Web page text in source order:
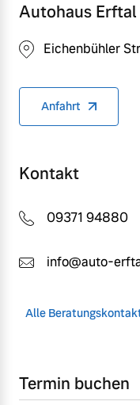
Autohaus Erftal
Eichenbühler
Anfahrt
Kontakt
09371 94880
info@auto-
Alle
Termin buchen